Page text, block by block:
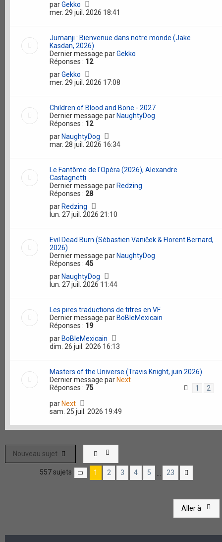
parGekko
mer. 29 juil. 2026 18:41
Jumanji : Bienvenue dans notre monde (Jake
Kasdan, 2026)
Dernier message parGekko
Réponses : 12
parGekko
mer. 29 juil. 2026 17:08
Children of Blood and Bone - 2027
Dernier message par NaughtyDog
Réponses : 12
par NaughtyDog
mar. 28 juil. 2026 16:34
Le Fantôme de l'Opéra (2026), Alexandre
Castagnetti
Dernier message par Redzing
Réponses : 28
par Redzing
lun. 27 juil. 2026 21:10
Evil Dead Burn (Sébastien Vaniček & Florent Bernard,
2026)
Dernier message par NaughtyDog
Réponses : 45
par NaughtyDog
lun. 27 juil. 2026 11:44
Les pires traductions de titres en VF
Dernier message par BoBleMexicain
Réponses : 19
par BoBleMexicain
dim. 26 juil. 2026 16:13
Masters of the Universe (Travis Knight, juin 2026)
Dernier message par Next
Réponses : 75 1
2
par Next
sam. 25 juil. 2026 19:49
Nouveau sujet
557 sujets Page 1sur 23
1 2 3 4 5 23
Aller à